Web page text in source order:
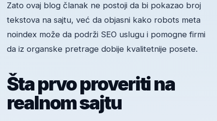
Zato ovaj blog članak ne postoji da bi pokazao broj
tekstova na sajtu, već da objasni kako robots meta
noindex može da podrži SEO uslugu i pomogne firmi
da iz organske pretrage dobije kvalitetnije posete.
Šta prvo proveriti na
realnom sajtu